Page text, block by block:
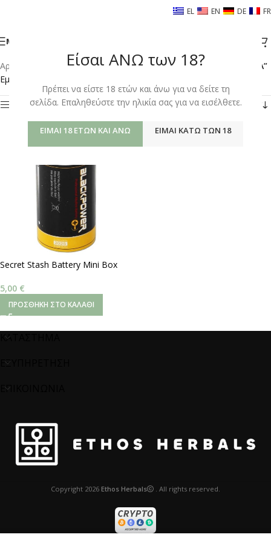
Είσαι ΑΝΩ των 18?
Πρέπει να είστε 18 ετών και άνω για να δείτε τη
σελίδα. Επαληθεύστε την ηλικία σας για να εισέλθετε.
ΕΊΜΑΙ 18 ΕΤΏΝ ΚΑΙ ΆΝΩ ΕΊΜΑΙ ΚΆΤΩ ΤΩΝ 18
EL EN DE FR
ΜΕΝΟΎ
Αρχική σελίδα Shop/Προϊόντα με ετικέτα “ΚΑΒΑΤΖΑ ΜΠΑΤΑΡΙΑ”
Εμφάνιση του μοναδικού αποτελέσματος
Φίλτρα
Secret Stash Battery Mini Box
5,00 €
ΠΡΟΣΘΉΚΗ ΣΤΟ ΚΑΛΆΘΙ
ΚΑΤΑΣΤΗΜΑ
ΕΞΥΠΗΡΕΤΗΣΗ
ΕΠΙΚΟΙΝΩΝΙΑ
Copyright 2026 Ethos Herbals . All rights reserved.